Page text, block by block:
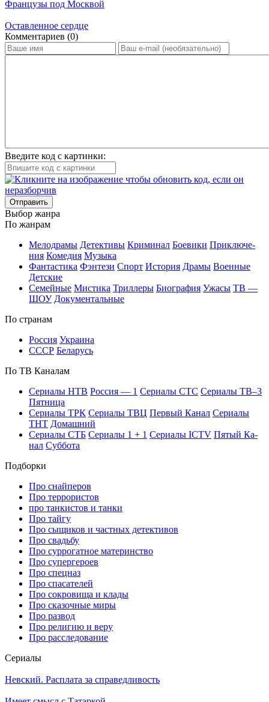
Французы под Москвой
Оставленное сердце
Ком­мен­та­ри­ев (0)
Введите код с картинки:
Отправить
Вы­бор жан­ра
По жан­рам
Ме­ло­дра­мы Де­тек­ти­вы Кри­ми­нал Бое­ви­ки При­клю­че­
ния Ко­ме­дия Му­зы­ка
Фан­та­сти­ка Фэн­те­зи Спорт Ис­то­рия Дра­мы Во­ен­ные
Дет­ские
Се­мей­ные Мис­ти­ка Трил­ле­ры Био­гра­фия Ужа­сы ТВ —
ШОУ До­ку­мен­таль­ные
По стра­нам
Рос­сия Ук­раи­на
СССР Бе­ла­русь
По ТВ Ка­на­лам
Се­риа­лы НТВ Рос­сия — 1 Се­риа­лы СТС Се­риа­лы ТВ–3
Пят­ни­ца
Се­риа­лы ТРК Се­риа­лы ТВЦ Пер­вый Ка­нал Се­риа­лы
ТНТ До­маш­ний
Се­риа­лы СТБ Се­риа­лы 1 + 1 Се­риа­лы ICTV Пя­тый Ка­
нал Суб­бо­та
Подборки
Про снайперов
Про террористов
про танкистов и танки
Про тайгу
Про сыщиков и частных детективов
Про свадьбу
Про суррогатное материнство
Про супергероев
Про спецназ
Про спасателей
Про сокровища и клады
Про сказочные миры
Про развод
Про религию и веру
Про расследование
Се­риа­лы
Невский. Расплата за справедливость